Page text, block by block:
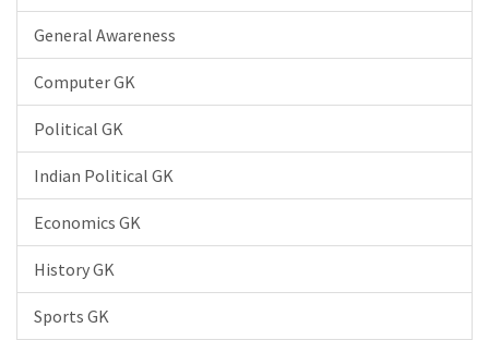
General Awareness
Computer GK
Political GK
Indian Political GK
Economics GK
History GK
Sports GK